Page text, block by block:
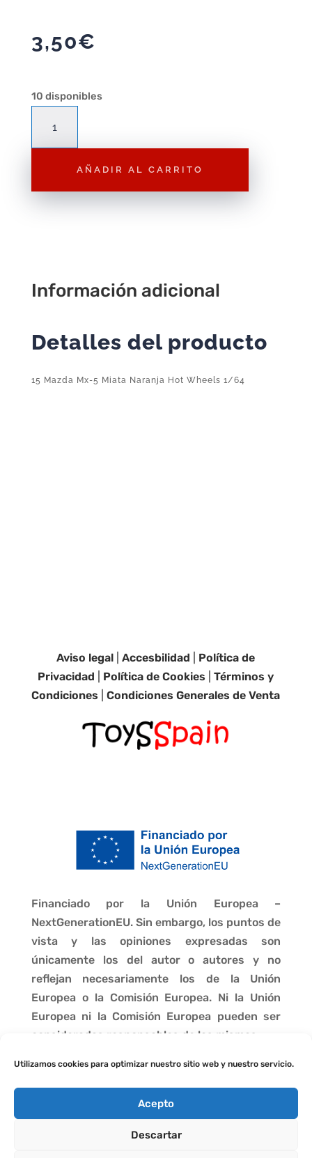
Utilizamos cookies para optimizar nuestro sitio web y nuestro servicio.
Acepto
Descartar
3,50€
10 disponibles
Mazda
Mx-
2024
AÑADIR AL CARRITO
Información adicional
Detalles del producto
15 Mazda Mx-5 Miata Naranja Hot Wheels 1/64
Aviso legal |Accesbilidad
Política de
Privacidad
Política de Cookies |Términos y
Condiciones |Condiciones Generales de Venta
Financiado por la Unión Europea –
NextGenerationEU. Sin embargo, los puntos de
vista y las opiniones expresadas son
únicamente los del autor o autores y no
reflejan necesariamente los de la Unión
Europea o la Comisión Europea. Ni la Unión
Europea ni la Comisión Europea pueden ser
consideradas responsables de las mismas.